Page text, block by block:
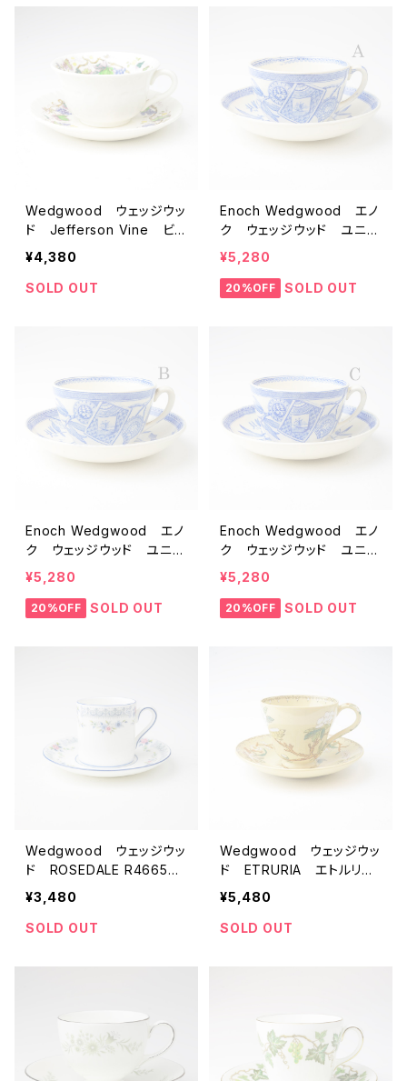
Wedgwood ウェッジウッ
ド Jefferson Vine ビン
テージカップ＆ソーサー エ
トルリア刻印 クイーンズ
（アーザン）ウェア 【イギリ
¥4,380
SOLD OUT
Enoch Wedgwood エノ
ク ウェッジウッド ユニコ
ーン印 アンティークカップ
ソーサー A 【イギリス】
アンティーク コーヒー
¥5,280
20%OFF SOLD OUT
Enoch Wedgwood エノ
ク ウェッジウッド ユニコ
ーン印 アンティークカップ
ソーサー B 【イギリス】
アンティーク コーヒー
¥5,280
20%OFF SOLD OUT
Enoch Wedgwood エノ
ク ウェッジウッド ユニコ
ーン印 アンティークカップ
ソーサー C 【イギリス】
アンティーク コーヒー
¥5,280
20%OFF SOLD OUT
Wedgwood ウェッジウッ
ド ROSEDALE R4665
ビンテージ デミタスカップ
＆ソーサー 【イギリス】
アンティーク コーヒーカ
¥3,480
SOLD OUT
Wedgwood ウェッジウッ
ド ETRURIA エトルリア
刻印 ビンテージ デミタ
スカップ＆ソーサー 【イギ
リス】 アンティーク コー
¥5,480
SOLD OUT